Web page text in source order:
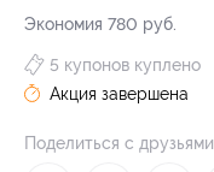
Экономия 780 руб.
5 купонов куплено
Акция завершена
Поделиться с друзьями